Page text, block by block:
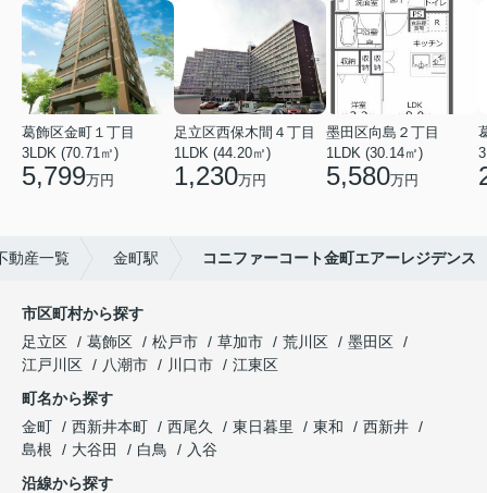
葛飾区金町１丁目
3LDK (70.71㎡)
5,799万円
足立区西保木間４丁目
1LDK (44.20㎡)
1,230万円
墨田区向島２丁目
1LDK (30.14㎡)
5,580万円
動産一覧 金町駅 コニファーコート金町エアーレジデンス
市区町村から探す
足立区
葛飾区 松戸市 草加市 荒川区
墨田区
江戸川区
八潮市 川口市
江東区
町名から探す
金町
西新井本町 西尾久 東日暮里 東和
西新井
島根
大谷田 白鳥
入谷
沿線から探す